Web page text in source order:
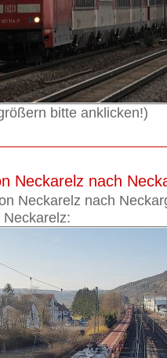
bitte anklicken!)
Neckarelz nach
Neckarelz nach